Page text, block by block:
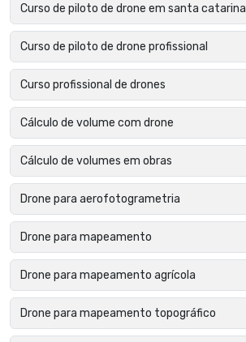
Curso de piloto de drone em santa catarina
Curso de piloto de drone profissional
Curso profissional de drones
Cálculo de volume com drone
Cálculo de volumes em obras
Drone para aerofotogrametria
Drone para mapeamento
Drone para mapeamento agrícola
Drone para mapeamento topográfico